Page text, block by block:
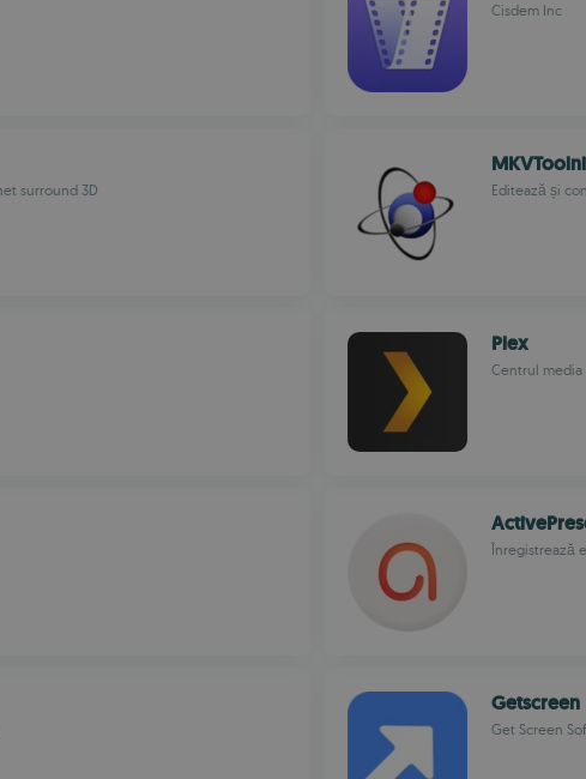
Cisdem Inc
surround 3D Editează și
Plex
Centrul
Înregistrează
Getscreen
Get Screen